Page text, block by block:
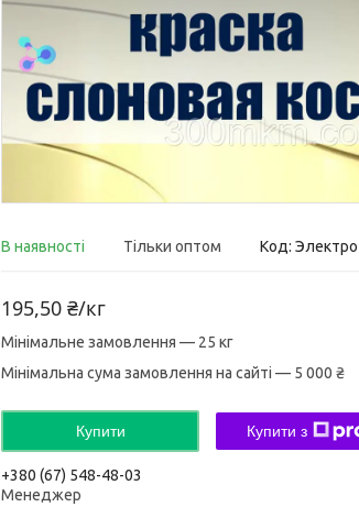
В наявності Тільки оптом Код:
195,50 ₴/кг
Мінімальне замовлення — 25 кг
Мінімальна сума замовлення на сайті — 5 000 ₴
Купити Купити з
+380 (67) 548-48-03
Менеджер